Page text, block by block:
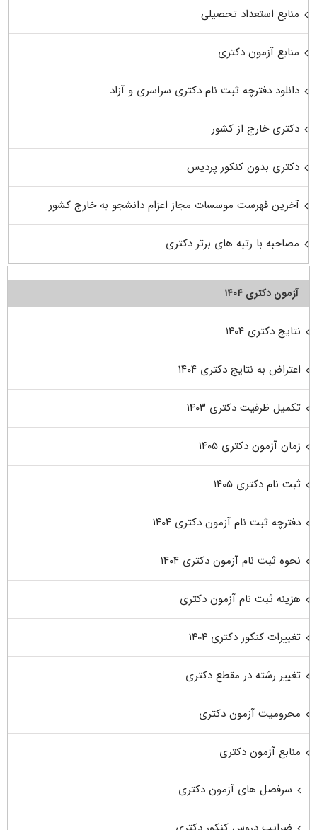
منابع استعداد تحصیلی
منابع آزمون دکتری
دانلود دفترچه ثبت نام دکتری سراسری و آزاد
دکتری خارج از کشور
دکتری بدون کنکور پردیس
آخرین فهرست موسسات مجاز اعزام دانشجو به خارج کشور
مصاحبه با رتبه های برتر دکتری
آزمون دکتری ۱۴۰۴
نتایج دکتری ۱۴۰۴
اعتراض به نتایج دکتری ۱۴۰۴
تکمیل ظرفیت دکتری ۱۴۰۳
زمان آزمون دکتری ۱۴۰۵
ثبت نام دکتری ۱۴۰۵
دفترچه ثبت نام آزمون دکتری ۱۴۰۴
نحوه ثبت نام آزمون دکتری ۱۴۰۴
هزینه ثبت نام آزمون دکتری
تغییرات کنکور دکتری ۱۴۰۴
تغییر رشته در مقطع دکتری
محرومیت آزمون دکتری
منابع آزمون دکتری
سرفصل های آزمون دکتری